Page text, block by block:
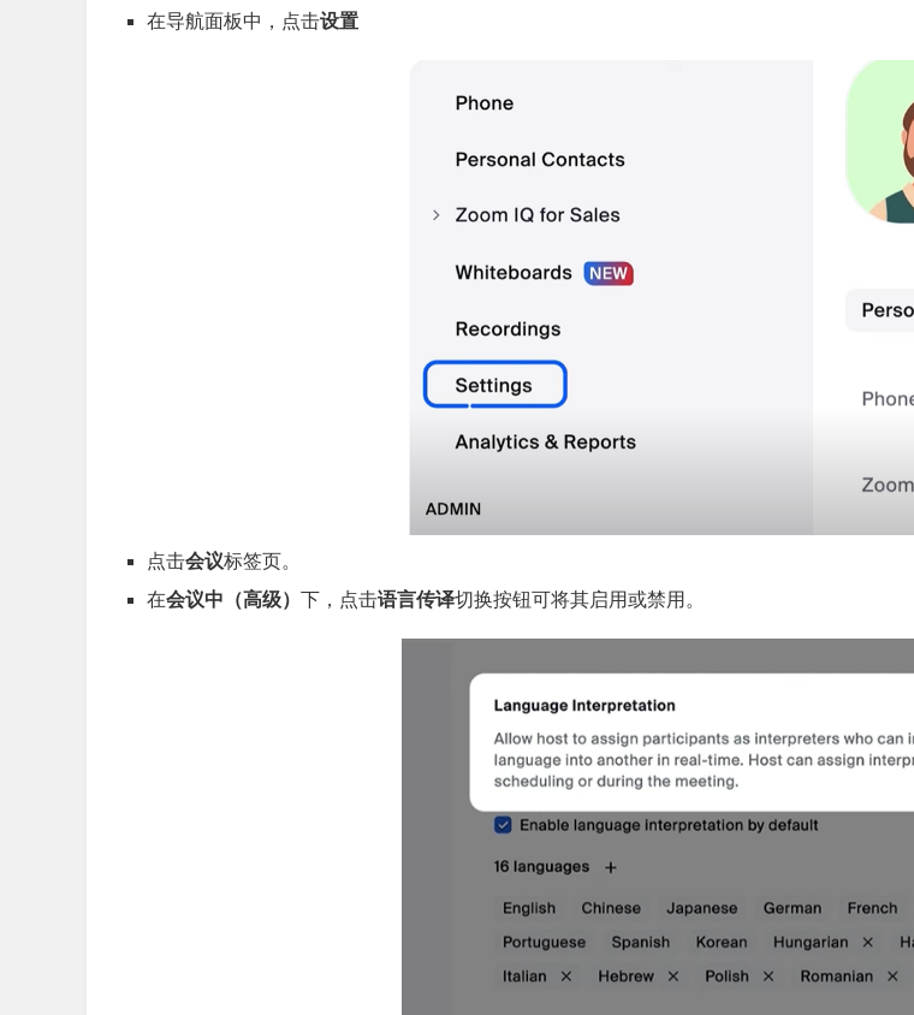
在导航面板中，点击设置
点击会议标签页。
在会议中（高级） 下，点击语言传译切换按钮可将其启用或禁用。